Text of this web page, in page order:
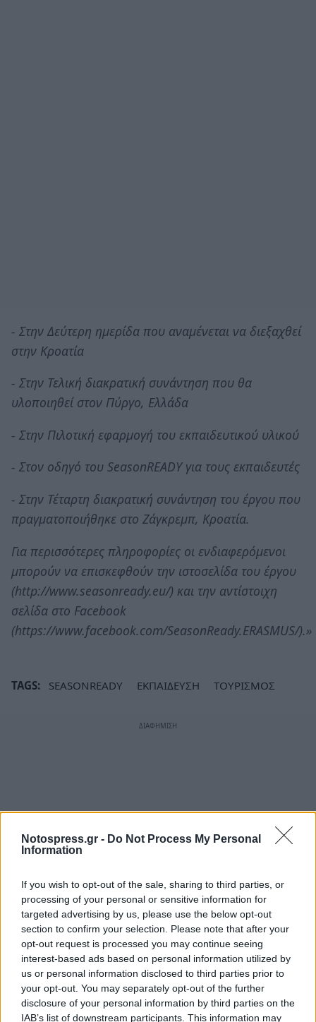
Notospress.gr - Do Not Process My Personal
Information
If you wish to opt-out of the sale, sharing to third parties, or
processing of your personal or sensitive information for
targeted advertising by us, please use the below opt-out
section to confirm your selection. Please note that after your
opt-out request is processed you may continue seeing
interest-based ads based on personal information utilized by
us or personal information disclosed to third parties prior to
your opt-out. You may separately opt-out of the further
disclosure of your personal information by third parties on the
IAB’s list of downstream participants. This information may
- Στην Δεύτερη ημερίδα που αναμένεται να διεξαχθεί
στην Κροατία
- Στην Τελική διακρατική συνάντηση που θα
υλοποιηθεί στον Πύργο, Ελλάδα
- Στην Πιλοτική εφαρμογή του εκπαιδευτικού υλικού
- Στον οδηγό του SeasonREADY για τους εκπαιδευτές
- Στην Τέταρτη διακρατική συνάντηση του έργου που
πραγματοποιήθηκε στο Ζάγκρεμπ, Κροατία.
Για περισσότερες πληροφορίες οι ενδιαφερόμενοι
μπορούν να επισκεφθούν την ιστοσελίδα του έργου
(http://www.seasonready.eu/) και την αντίστοιχη
σελίδα στο Facebook
(https://www.facebook.com/SeasonReady.ERASMUS/).»
TAGS: SEASONREADY ΕΚΠΑΙΔΕΥΣΗ ΤΟΥΡΙΣΜΟΣ